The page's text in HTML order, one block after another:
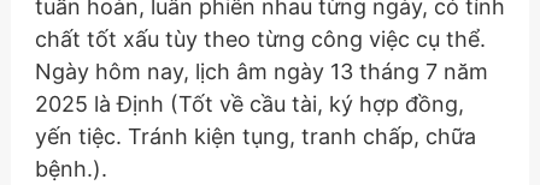
tuần hoàn, luân phiên nhau từng ngày, có tính
chất tốt xấu tùy theo từng công việc cụ thể.
Ngày hôm nay, lịch âm ngày 13 tháng 7 năm
2025 là Định (Tốt về cầu tài, ký hợp đồng,
yến tiệc. Tránh kiện tụng, tranh chấp, chữa
bệnh.).